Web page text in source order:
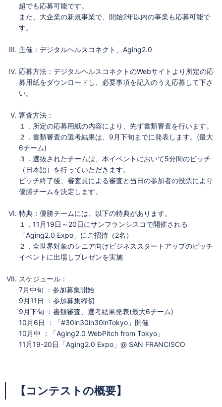
超でも応募可能です。
また、大企業の新規事業で、開始2年以内の事業も応募可能で
す。
主催：デジタルヘルスコネクト、Aging2.0
応募方法：デジタルヘルスコネクトのWebサイトより所定の応
募用紙をダウンロードし、必要事項を記入のうえ応募して下さ
い。
審査方法：
１．所定の応募用紙の内容により、先ず書類審査を行います。
２．書類審査の選考結果は、9月下旬までに発表します。(最大
6チーム)
３．選抜されたチームは、本イベントにおいて5分間のピッチ
（日本語）を行っていただきます。
ピッチ終了後、審査員による審査と当日の参加者の投票により
優勝チームを決定します。
特典：優勝チームには、以下の特典があります。
１．11月19日～20日にサンフランシスコで開催される
「Aging2.0 Expo」にご招待（2名）
２．全世界対象のシニア向けビジネススタートアップのピッチ
イベントに出場しプレゼンを実施
スケジュール：
7月中旬 ：参加募集開始
9月11日 ：参加募集締切
9月下旬 ：書類審査、選考結果発表(最大6チーム)
10月6日 ：「#30in30in30inTokyo」開催
10月中 ：「Aging2.0 WebPitch from Tokyo」
11月19-20日「Aging2.0 Expo」@ SAN FRANCISCO
【コンテストの概要】